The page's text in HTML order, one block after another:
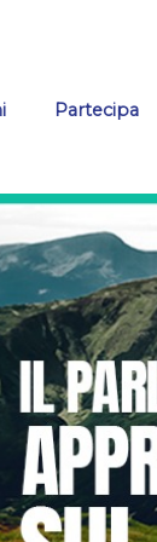
Partecipa